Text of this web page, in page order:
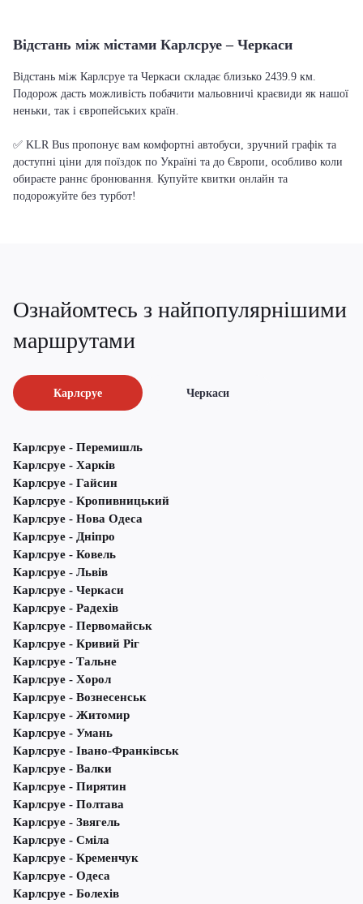
Відстань між містами Карлсруе – Черкаси
Відстань між Карлсруе та Черкаси складає близько 2439.9 км.
Подорож дасть можливість побачити мальовничі краєвиди як нашої
неньки, так і європейських країн.
✅ KLR Bus пропонує вам комфортні автобуси, зручний графік та
доступні ціни для поїздок по Україні та до Європи, особливо коли
обираєте раннє бронювання. Купуйте квитки онлайн та
подорожуйте без турбот!
Ознайомтесь з найпопулярнішими
маршрутами
Карлсруе Черкаси
Карлсруе - Перемишль
Карлсруе - Харків
Карлсруе - Гайсин
Карлсруе - Кропивницький
Карлсруе - Нова Одеса
Карлсруе - Дніпро
Карлсруе - Ковель
Карлсруе - Львів
Карлсруе - Черкаси
Карлсруе - Радехів
Карлсруе - Первомайськ
Карлсруе - Кривий Ріг
Карлсруе - Тальне
Карлсруе - Хорол
Карлсруе - Вознесенськ
Карлсруе - Житомир
Карлсруе - Умань
Карлсруе - Івано-Франківськ
Карлсруе - Валки
Карлсруе - Пирятин
Карлсруе - Полтава
Карлсруе - Звягель
Карлсруе - Сміла
Карлсруе - Кременчук
Карлсруе - Одеса
Карлсруе - Болехів